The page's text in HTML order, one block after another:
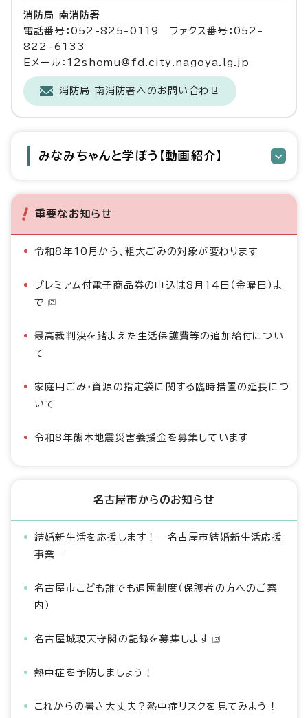
消防局 南消防署
電話番号：052-825-0119 ファクス番号：052-
822-6133
Eメール：12shomu@fd.city.nagoya.lg.jp
消防局 南消防署へのお問い合わせ
みなみちゃんと学ぼう【動画紹介】
重要なお知らせ
令和8年10月から、粗大ごみの対象が変わります
プレミアム付電子商品券の申込は8月14日（金曜日）ま
で
最高裁判決を踏まえた生活保護費等の追加給付につい
て
家庭用ごみ・資源の指定袋に関する臨時措置の延長につ
いて
令和8年熊本地震災害義援金を募集しています
名古屋市からのお知らせ
結婚新生活を応援します！―名古屋市結婚新生活応援
事業―
名古屋市こども誰でも通園制度（保護者の方へのご案
内）
名古屋城現天守閣の記録を募集します
熱中症を予防しましょう！
これからの暑さ大丈夫？熱中症リスクを見てみよう！